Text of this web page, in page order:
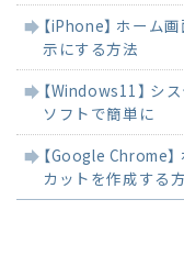
事
【iPhone】 ホーム
示にする方法
【Windows11】 シ
ソフトで簡単に
【Google Chrome
カットを作成する